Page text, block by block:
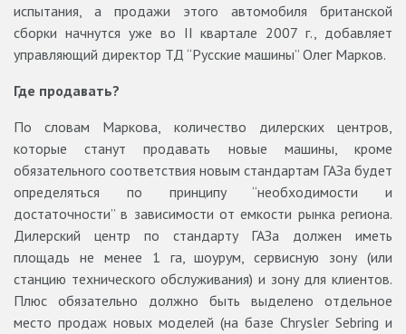
испытания, а продажи этого автомобиля британской
сборки начнутся уже во II квартале 2007 г., добавляет
управляющий директор ТД “Русские машины” Олег Марков.
Где продавать?
По словам Маркова, количество дилерских центров,
которые станут продавать новые машины, кроме
обязательного соответствия новым стандартам ГАЗа будет
определяться по принципу “необходимости и
достаточности” в зависимости от емкости рынка региона.
Дилерский центр по стандарту ГАЗа должен иметь
площадь не менее 1 га, шоурум, сервисную зону (или
станцию технического обслуживания) и зону для клиентов.
Плюс обязательно должно быть выделено отдельное
место продаж новых моделей (на базе Chrysler Sebring и